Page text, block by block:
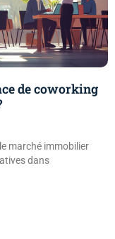
de coworking
marché immobilier
dans